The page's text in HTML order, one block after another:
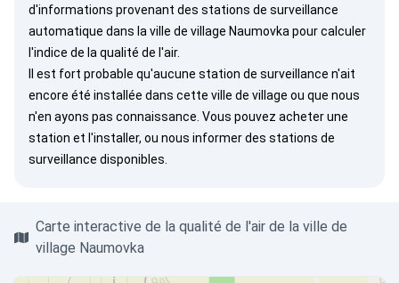
d'informations provenant des stations de surveillance
automatique dans la ville de village Naumovka pour calculer
l'indice de la qualité de l'air.
Il est fort probable qu'aucune station de surveillance n'ait
encore été installée dans cette ville de village ou que nous
n'en ayons pas connaissance. Vous pouvez acheter une
station et l'installer, ou nous informerdes stations de
surveillance disponibles.
Carte interactive de la qualité de l'air de la ville de
village Naumovka